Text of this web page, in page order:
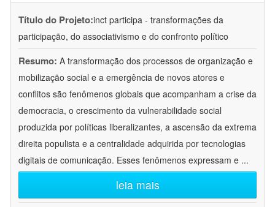
Título do Projeto:inct participa - transformações da
participação, do associativismo e do confronto político
Resumo: A transformação dos processos de organização e
mobilização social e a emergência de novos atores e
conflitos são fenômenos globais que acompanham a crise da
democracia, o crescimento da vulnerabilidade social
produzida por políticas liberalizantes, a ascensão da extrema
direita populista e a centralidade adquirida por tecnologias
digitais de comunicação. Esses fenômenos expressam e ...
leia mais